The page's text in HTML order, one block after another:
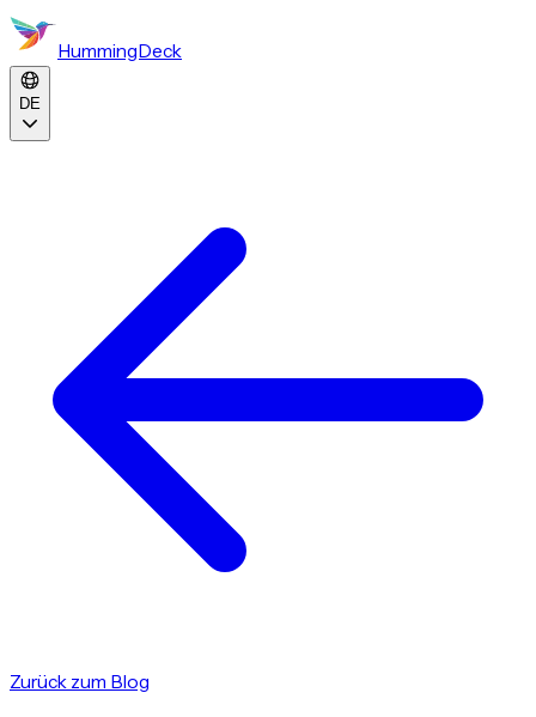
HummingDeck
DE
Zurück zum Blog